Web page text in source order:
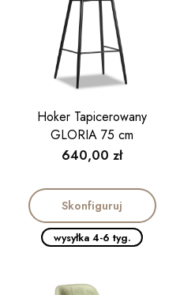
Hoker Tapicerowany
GLORIA 75 cm
Cena
640,00 zł
Skonfiguruj
wysyłka 4-6 tyg.